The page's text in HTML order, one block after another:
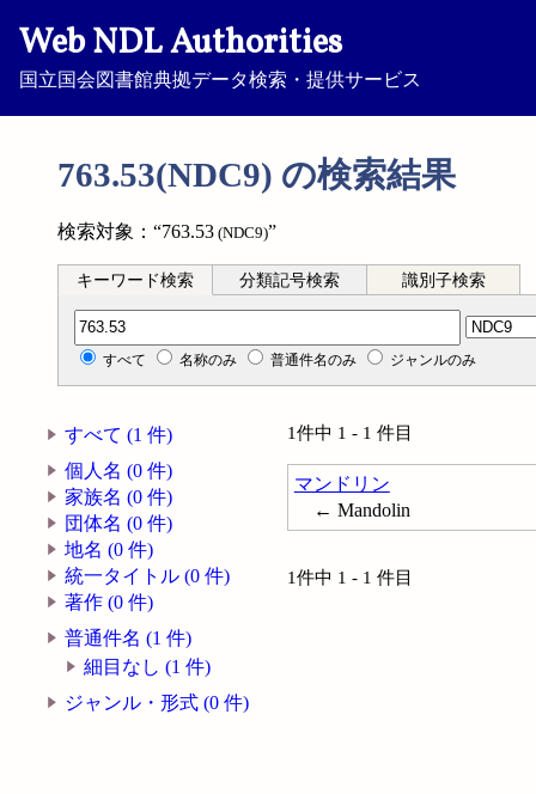
Web NDL Authorities
国立国会図書館典拠データ検索・提供サービス
763.53(NDC9) の検索結果
検索対象：“763.53 (NDC9)”
キーワード検索 分類記号検索 識別子検索
分類記号検索
すべて 名称のみ 普通件名のみ ジャンルのみ
すべて (1 件)
個人名 (0 件)
家族名 (0 件)
団体名 (0 件)
地名 (0 件)
統一タイトル (0 件)
著作 (0 件)
普通件名 (1 件)
細目なし (1 件)
ジャンル・形式 (0 件)
1件中 1 - 1 件目
マンドリン
← Mandolin
1件中 1 - 1 件目